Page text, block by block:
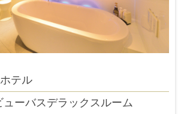
テル
ーバスデラックスルーム